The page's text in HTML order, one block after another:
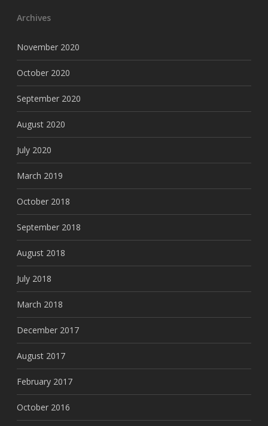
Archives
November 2020
October 2020
September 2020
August 2020
July 2020
March 2019
October 2018
September 2018
August 2018
July 2018
March 2018
December 2017
August 2017
February 2017
October 2016